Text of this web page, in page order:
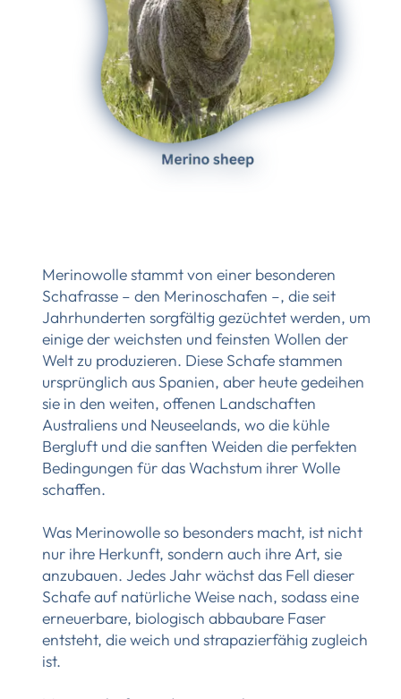
Merinowolle stammt von einer besonderen
Schafrasse – den Merinoschafen –, die seit
Jahrhunderten sorgfältig gezüchtet werden, um
einige der weichsten und feinsten Wollen der
Welt zu produzieren. Diese Schafe stammen
ursprünglich aus Spanien, aber heute gedeihen
sie in den weiten, offenen Landschaften
Australiens und Neuseelands, wo die kühle
Bergluft und die sanften Weiden die perfekten
Bedingungen für das Wachstum ihrer Wolle
schaffen.
Was Merinowolle so besonders macht, ist nicht
nur ihre Herkunft, sondern auch ihre Art, sie
anzubauen. Jedes Jahr wächst das Fell dieser
Schafe auf natürliche Weise nach, sodass eine
erneuerbare, biologisch abbaubare Faser
entsteht, die weich und strapazierfähig zugleich
ist.